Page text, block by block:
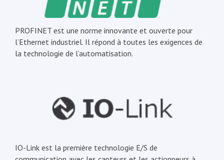
PROFINET est une norme innovante et ouverte pour
l’Ethernet industriel. Il répond à toutes les exigences de
la technologie de l’automatisation.
IO-Link est la première technologie E/S de